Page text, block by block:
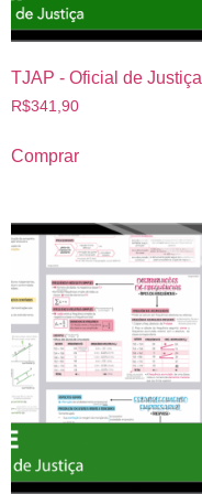
TJAP - Oficial de Justiça
R$341,90
Comprar